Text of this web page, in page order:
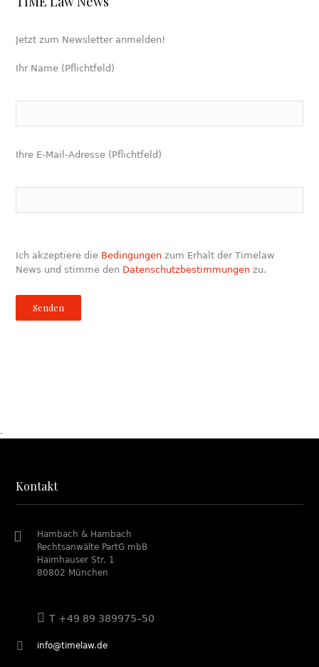
Jetzt zum Newsletter anmelden!
Ihr Name (Pflichtfeld)
Ihre E-Mail-Adresse (Pflichtfeld)
Ich akzeptiere die Bedingungen zum Erhalt der Timelaw
News und stimme den Datenschutzbestimmungen zu.
.
Kontakt
Hambach & Hambach
Rechtsanwälte PartG mbB
Haimhauser Str. 1
80802 München
T +49 89 389975–50
info@timelaw.de